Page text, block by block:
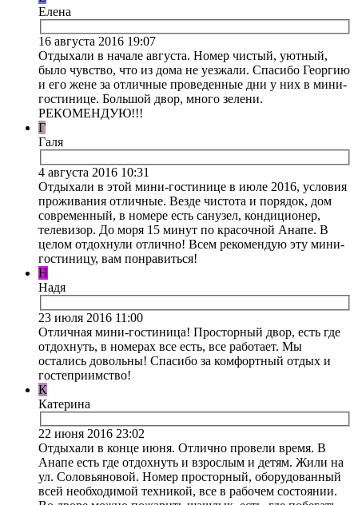
Елена
16 августа 2016 19:07
Отдыхали в начале августа. Номер чистый, уютный,
было чувство, что из дома не уезжали. Спасибо Георгию
и его жене за отличные проведенные дни у них в мини-
гостинице. Большой двор, много зелени.
РЕКОМЕНДУЮ!!!
Г
Галя
4 августа 2016 10:31
Отдыхали в этой мини-гостинице в июле 2016, условия
проживания отличные. Везде чистота и порядок, дом
современный, в номере есть санузел, кондиционер,
телевизор. До моря 15 минут по красочной Анапе. В
целом отдохнули отлично! Всем рекомендую эту мини-
гостиницу, вам понравиться!
Н
Надя
23 июля 2016 11:00
Отличная мини-гостиница! Просторный двор, есть где
отдохнуть, в номерах все есть, все работает. Мы
остались довольны! Спасибо за комфортный отдых и
гостеприимство!
К
Катерина
22 июня 2016 23:02
Отдыхали в конце июня. Отлично провели время. В
Анапе есть где отдохнуть и взрослым и детям. Жили на
ул. Соловьяновой. Номер просторный, оборудованный
всей необходимой техникой, все в рабочем состоянии.